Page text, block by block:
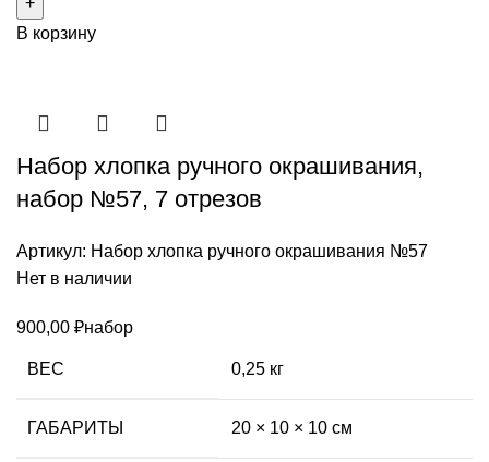
В корзину
Набор хлопка ручного окрашивания,
набор №57, 7 отрезов
Артикул: Набор хлопка ручного окрашивания №57
Нет в наличии
900,00 ₽набор
ВЕС 0,25 кг
ГАБАРИТЫ 20 × 10 × 10 см